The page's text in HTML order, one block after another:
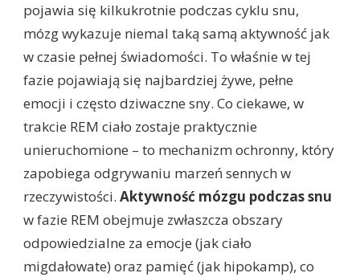
pojawia się kilkukrotnie podczas cyklu snu,
mózg wykazuje niemal taką samą aktywność jak
w czasie pełnej świadomości. To właśnie w tej
fazie pojawiają się najbardziej żywe, pełne
emocji i często dziwaczne sny. Co ciekawe, w
trakcie REM ciało zostaje praktycznie
unieruchomione – to mechanizm ochronny, który
zapobiega odgrywaniu marzeń sennych w
rzeczywistości. Aktywność mózgu podczas snu
w fazie REM obejmuje zwłaszcza obszary
odpowiedzialne za emocje (jak ciało
migdałowate) oraz pamięć (jak hipokamp), co